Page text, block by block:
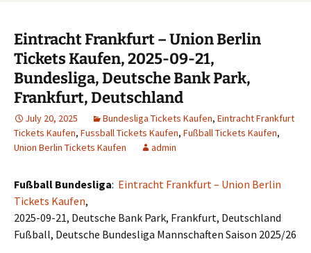
Eintracht Frankfurt – Union Berlin
Tickets Kaufen, 2025-09-21,
Bundesliga, Deutsche Bank Park,
Frankfurt, Deutschland
July 20, 2025 Bundesliga Tickets Kaufen, Eintracht Frankfurt
Tickets Kaufen, Fussball Tickets Kaufen, Fußball Tickets Kaufen,
Union Berlin Tickets Kaufen
admin
Fußball Bundesliga: Eintracht Frankfurt – Union Berlin
Tickets Kaufen,
2025-09-21, Deutsche Bank Park, Frankfurt, Deutschland
Fußball, Deutsche Bundesliga Mannschaften Saison 2025/26